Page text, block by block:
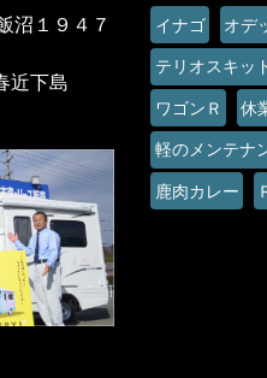
沼１９４７
近下島
イナゴ オデ
テリオスキッ
ワゴンＲ 休
軽のメンテナ
鹿肉カレー